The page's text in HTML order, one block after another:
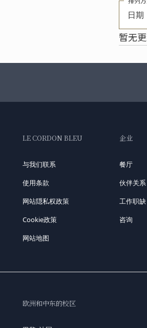
日期
暂无
LE CORDON BLEU
与我们联系
使用条款
网站隠私权政策
Cookie政策
网站地图
企业
餐厅
伙伴关系
工作职缺
咨询
欧洲和中东的校区